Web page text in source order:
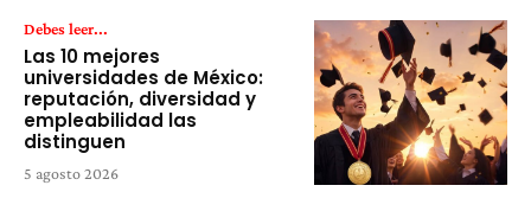
Debes leer...
Las 10 mejores
universidades de México:
reputación, diversidad y
empleabilidad las
distinguen
5 agosto 2026